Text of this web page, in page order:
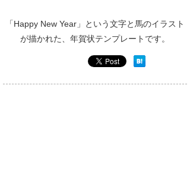
「Happy New Year」という文字と馬のイラスト
が描かれた、年賀状テンプレートです。